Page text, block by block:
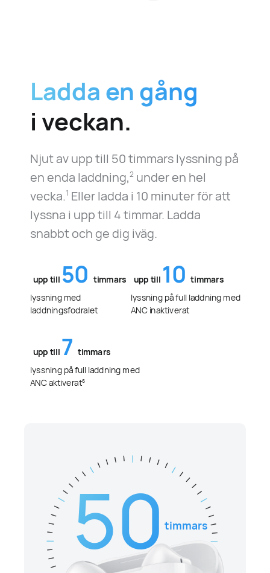
Ladda en gång
i veckan.
Njut av upp till 50 timmars lyssning på
en enda laddning,2under en hel
vecka.1 Eller ladda i 10 minuter för att
lyssna i upp till 4 timmar. Ladda
snabbt och ge dig iväg.
lyssning med
laddningsfodralet
upp till 50 timmars
lyssning på full laddning med
ANC inaktiverat
upp till 10 timmars
lyssning på full laddning med
ANC aktiverat6
upp till 7 timmars
50 timmars